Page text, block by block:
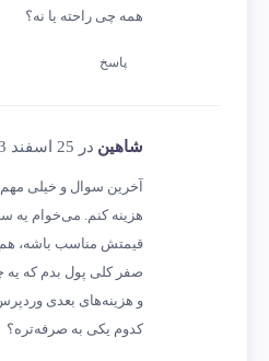
همه چی راحته یا نه؟
پاسخ
شاهین در 25 اسفند 1403
آخرین سوال و خیلی
هزینه کنم. می‌خوام یه
قیمتش مناسب باشه، هم
صفر کلی پول بدم که یه
کدوم یکی به صرفه‌تره؟